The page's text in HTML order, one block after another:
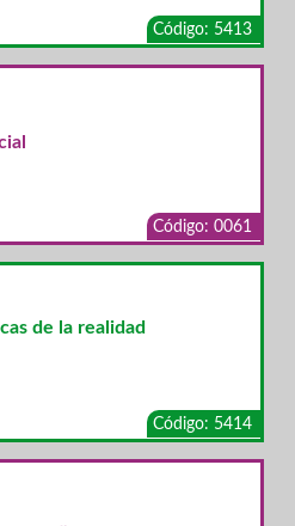
Código: 5413
Código: 0061
de la realidad
Código: 5414